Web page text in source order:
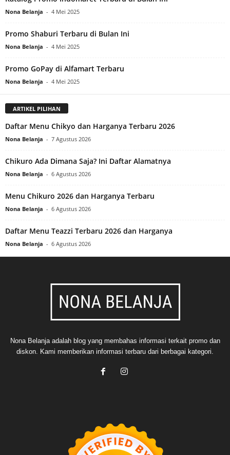
Nona Belanja - 4 Mei 2025
Promo Shaburi Terbaru di Bulan Ini
Nona Belanja - 4 Mei 2025
Promo GoPay di Alfamart Terbaru
Nona Belanja - 4 Mei 2025
ARTIKEL PILIHAN
Daftar Menu Chikyo dan Harganya Terbaru 2026
Nona Belanja - 7 Agustus 2026
Chikuro Ada Dimana Saja? Ini Daftar Alamatnya
Nona Belanja - 6 Agustus 2026
Menu Chikuro 2026 dan Harganya Terbaru
Nona Belanja - 6 Agustus 2026
Daftar Menu Teazzi Terbaru 2026 dan Harganya
Nona Belanja - 6 Agustus 2026
Nona Belanja adalah blog yang membahas informasi terkait promo dan
diskon. Kami memberikan informasi terbaru dari berbagai kategori.